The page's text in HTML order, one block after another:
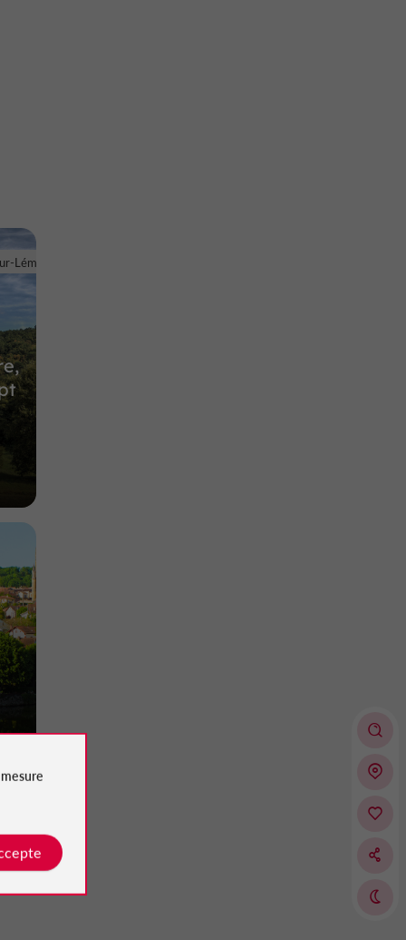
Lémance
mesure